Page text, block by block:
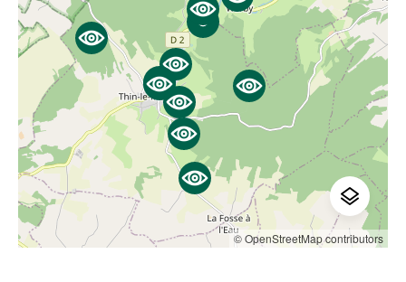
© OpenStreetMap contributors